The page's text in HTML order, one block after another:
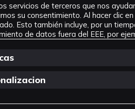
servicios de terceros que nos
su consentimiento. Al hacer clic
Esto también incluye, por un
de datos fuera del EEE, por